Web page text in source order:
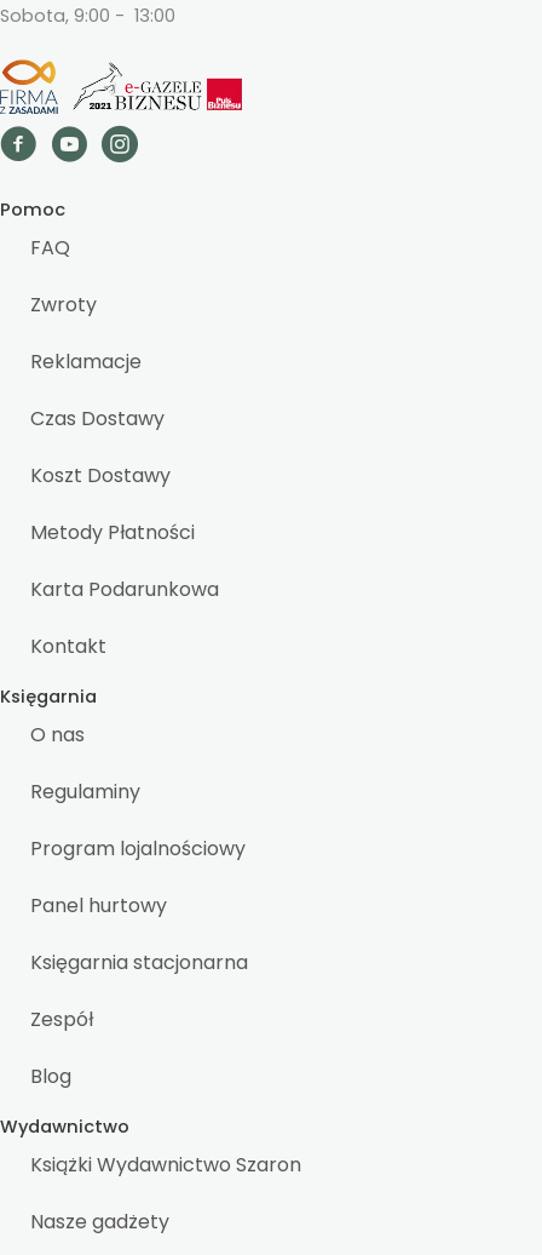
Sobota, 9:00 - 13:00
Pomoc
FAQ
Zwroty
Reklamacje
Czas Dostawy
Koszt Dostawy
Metody Płatności
Karta Podarunkowa
Kontakt
Księgarnia
O nas
Regulaminy
Program lojalnościowy
Panel hurtowy
Księgarnia stacjonarna
Zespół
Blog
Wydawnictwo
Książki Wydawnictwo Szaron
Nasze gadżety